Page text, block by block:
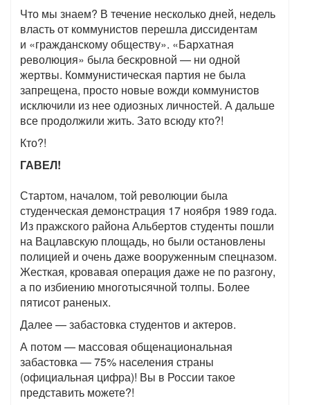
Что мы знаем? В течение несколько дней, недель
власть от коммунистов перешла диссидентам
и «гражданскому обществу». «Бархатная
революция» была бескровной — ни одной
жертвы. Коммунистическая партия не была
запрещена, просто новые вожди коммунистов
исключили из нее одиозных личностей. А дальше
все продолжили жить. Зато всюду кто?!
Кто?!
ГАВЕЛ!
Стартом, началом, той революции была
студенческая демонстрация 17 ноября 1989 года.
Из пражского района Альбертов студенты пошли
на Вацлавскую площадь, но были остановлены
полицией и очень даже вооруженным спецназом.
Жесткая, кровавая операция даже не по разгону,
а по избиению многотысячной толпы. Более
пятисот раненых.
Далее — забастовка студентов и актеров.
А потом — массовая общенациональная
забастовка — 75% населения страны
(официальная цифра)! Вы в России такое
представить можете?!